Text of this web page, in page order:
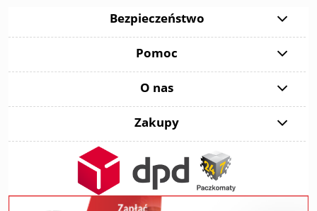
Bezpieczeństwo
Pomoc
O nas
Zakupy